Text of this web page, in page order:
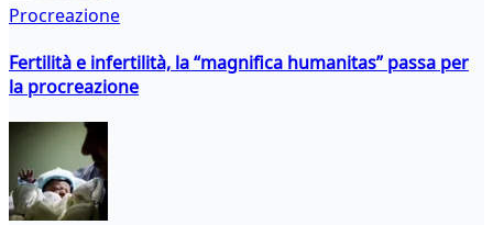
Procreazione
Fertilità e infertilità, la “magnifica humanitas” passa per
la procreazione